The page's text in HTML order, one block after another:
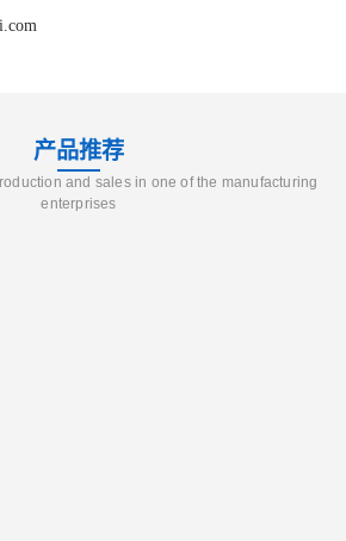
产品推荐
and sales in one of the manufacturing
enterprises